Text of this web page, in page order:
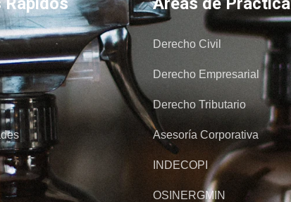
Derecho Civil
Derecho Empresarial
Derecho Tributario
Asesoría Corporativa
INDECOPI
OSINERGMIN